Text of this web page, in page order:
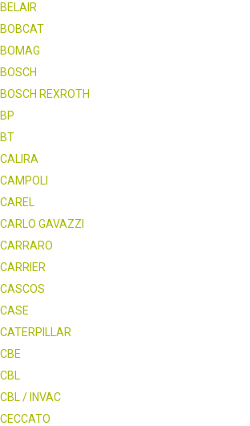
BELAIR
BOBCAT
BOMAG
BOSCH
BOSCH REXROTH
BP
BT
CALIRA
CAMPOLI
CAREL
CARLO GAVAZZI
CARRARO
CARRIER
CASCOS
CASE
CATERPILLAR
CBE
CBL
CBL / INVAC
CECCATO